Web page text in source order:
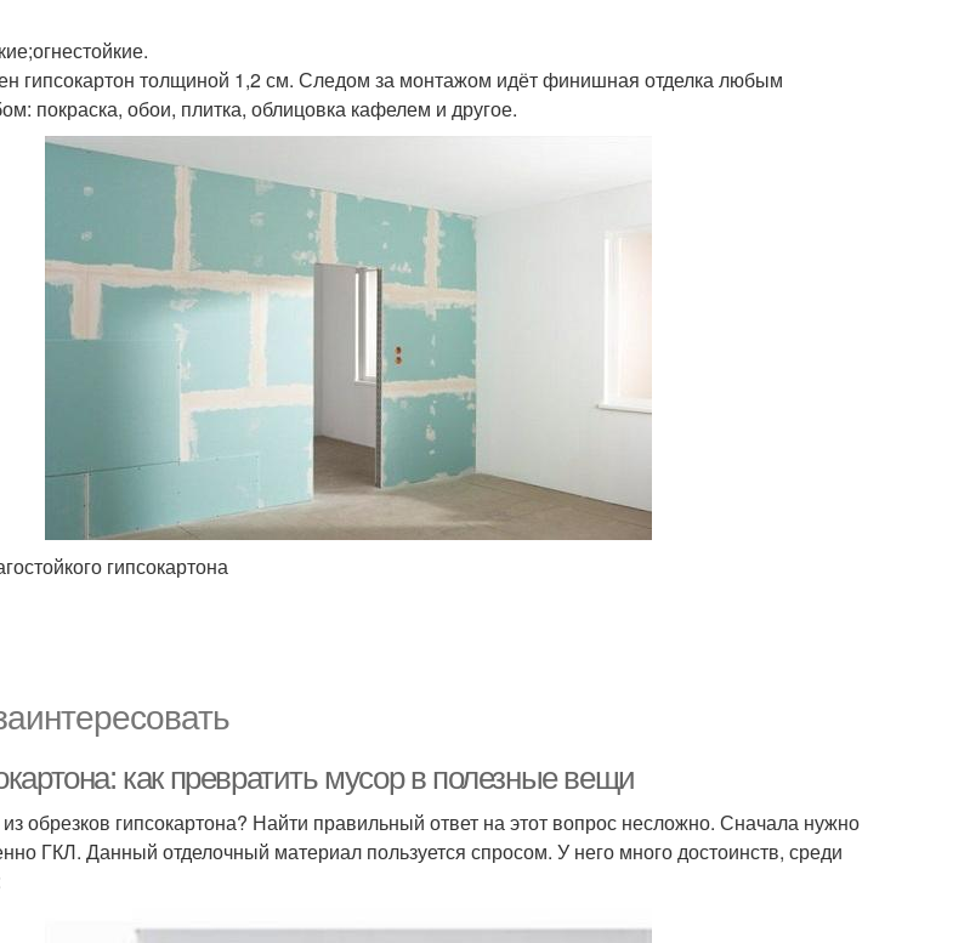
гипсокартон толщиной 1,2 см. Следом за монтажом идёт финишная отделка любым
покраска, обои, плитка, облицовка кафелем и другое.
гипсокартона
как превратить мусор в полезные вещи
обрезков гипсокартона? Найти правильный ответ на этот вопрос несложно. Сначала нужно
ГКЛ. Данный отделочный материал пользуется спросом. У него много достоинств, среди